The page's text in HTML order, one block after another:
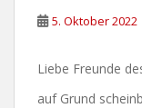
5. Oktober 2022
Liebe Freunde
auf Grund